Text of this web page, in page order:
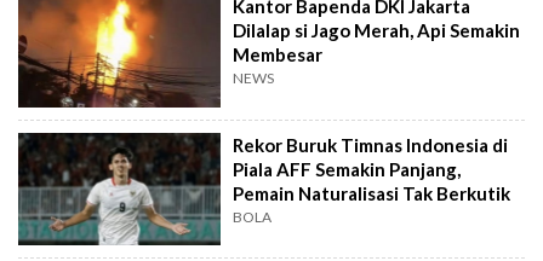
Kantor Bapenda DKI Jakarta
Dilalap si Jago Merah, Api Semakin
Membesar
NEWS
Rekor Buruk Timnas Indonesia di
Piala AFF Semakin Panjang,
Pemain Naturalisasi Tak Berkutik
BOLA